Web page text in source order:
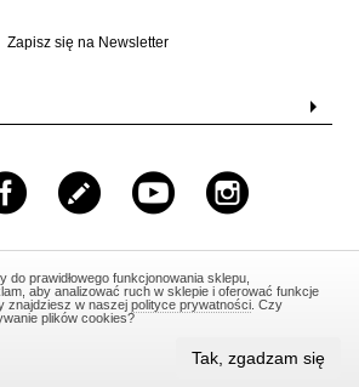
Zapisz się na Newsletter
562 520, Email:
stacjonarnej.
prawidłowego funkcjonowania sklepu,
aby analizować ruch w sklepie i oferować funkcje
znajdziesz w naszej polityce prywatności . Czy
plików cookies?
Tak, zgadzam się